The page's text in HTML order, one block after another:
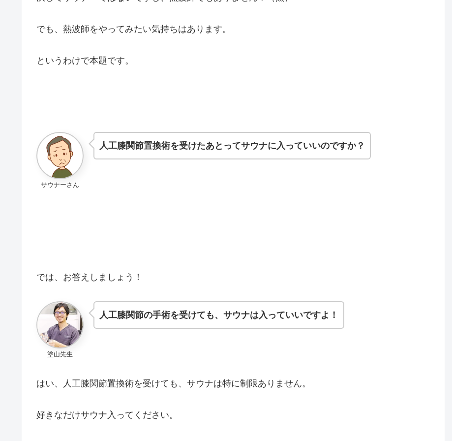
でも、熱波師をやってみたい気持ちはあります。
というわけで本題です。
サウナーさん
人工膝関節置換術を受けたあとってサウナに入っていいのですか？
では、お答えしましょう！
塗山先生
人工膝関節の手術を受けても、サウナは入っていいですよ！
はい、人工膝関節置換術を受けても、サウナは特に制限ありません。
好きなだけサウナ入ってください。